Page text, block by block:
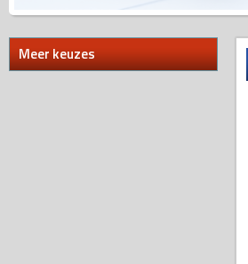
Meer keuzes